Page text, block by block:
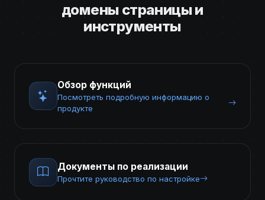
домены страницы и
инструменты
Обзор функций
Посмотреть подробную информацию о
продукте
Документы по реализации
Прочтите руководство по настройке